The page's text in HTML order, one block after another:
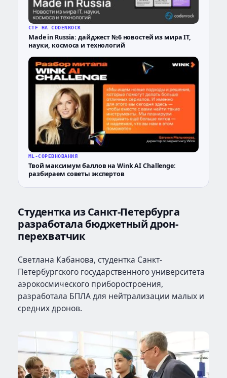
CTF НА CODENROCK
Made in Russia: дайджест №6 новостей из мира IT,
науки, космоса и технологий
ML-СОРЕВНОВАНИЯ
Твой максимум баллов на Wink AI Challenge:
разбираем советы экспертов
Студентка из Санкт-Петербурга
разработала бюджетный дрон-
перехватчик
Светлана Кабанова, студентка Санкт-
Петербургского государственного университета
аэрокосмического приборостроения,
разработала БПЛА для нейтрализации малых и
средних дронов.